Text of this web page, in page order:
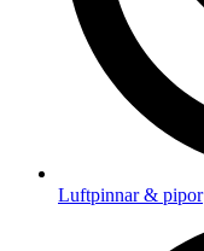
Luftpinnar & pipor